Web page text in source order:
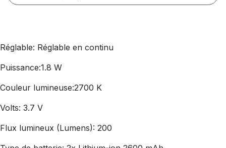
Réglable: Réglable en continu
Puissance:1.8 W
Couleur lumineuse:2700 K
Volts: 3.7 V
Flux lumineux (Lumens): 200